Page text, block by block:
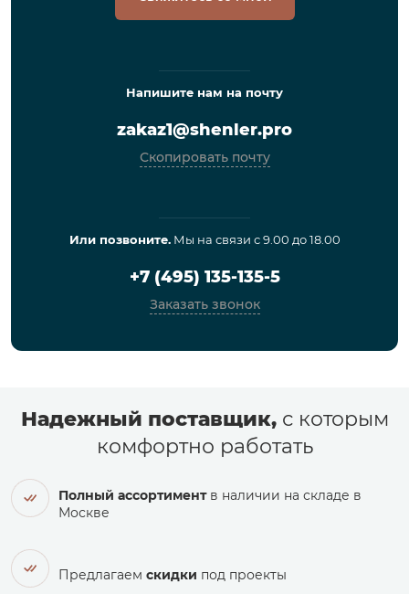
Напишите нам на почту
zakaz1@shenler.pro
Скопировать почту
Или позвоните.Мы на связи с 9.00 до 18.00
+7 (495) 135-135-5
Заказать звонок
Надежный поставщик,с которым
комфортно работать
Полный ассортиментв наличии на складе в
Москве
Предлагаем скидки под проекты